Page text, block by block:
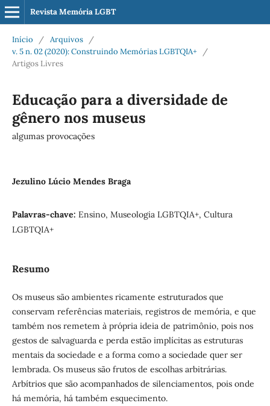
Revista Memória LGBT
Início / Arquivos
/
v. 5 n. 02 (2020): Construindo Memórias LGBTQIA+
/
Artigos Livres
Educação para a diversidade de
gênero nos museus
algumas provocações
Jezulino Lúcio Mendes Braga
Palavras-chave: Ensino, Museologia LGBTQIA+, Cultura
LGBTQIA+
Resumo
Os museus são ambientes ricamente estruturados que
conservam referências materiais, registros de memória, e que
também nos remetem à própria ideia de patrimônio, pois nos
gestos de salvaguarda e perda estão implícitas as estruturas
mentais da sociedade e a forma como a sociedade quer ser
lembrada. Os museus são frutos de escolhas arbitrárias.
Arbítrios que são acompanhados de silenciamentos, pois onde
há memória, há também esquecimento.